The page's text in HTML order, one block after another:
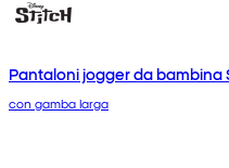
Pantaloni jogger da bambina
con gamba larga